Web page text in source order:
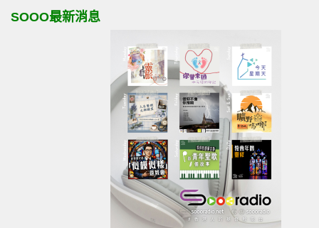
SOOO最新消息